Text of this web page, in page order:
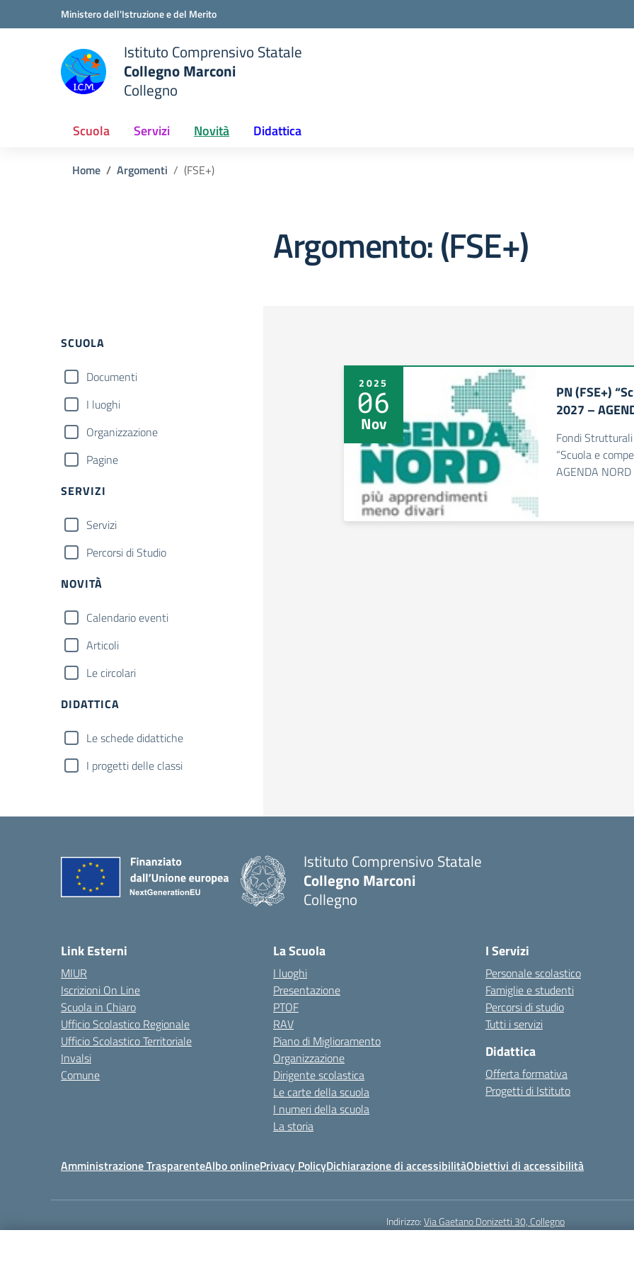
Vai ai contenuti
Vai al menu di navigazioneMinistero dell'Istruzione e del Merito
Istituto Comprensivo Statale
Collegno Marconi
Collegno
Scuola Servizi Novità Didattica
Home Argomenti (FSE+)
Argomento: (FSE+)
SCUOLA
Documenti
I luoghi
Organizzazione
Pagine
SERVIZI
Servizi
Percorsi di Studio
NOVITÀ
Calendario eventi
Articoli
Le circolari
DIDATTICA
Le schede didattiche
I progetti delle classi
2025
06
Nov
PN (FSE+)
2027 –
Fondi
“Scuola e
AGENDA NORD
Istituto Comprensivo Statale
Collegno Marconi
Collegno
Link Esterni
MIUR
Iscrizioni On Line
Scuola in Chiaro
Ufficio Scolastico Regionale
Ufficio Scolastico Territoriale
Invalsi
Comune
La Scuola
I luoghi
Presentazione
PTOF
RAV
Piano di Miglioramento
Organizzazione
Dirigente scolastica
Le carte della scuola
I numeri della scuola
La storia
I Servizi
Personale scolastico
Famiglie e studenti
Percorsi di studio
Tutti i servizi
Didattica
Offerta formativa
Progetti di Istituto
Amministrazione TrasparenteAlbo onlinePrivacy PolicyDichiarazione di accessibilitàObiettivi di accessibilità
Indirizzo:Via Gaetano Donizetti 30, Collegno